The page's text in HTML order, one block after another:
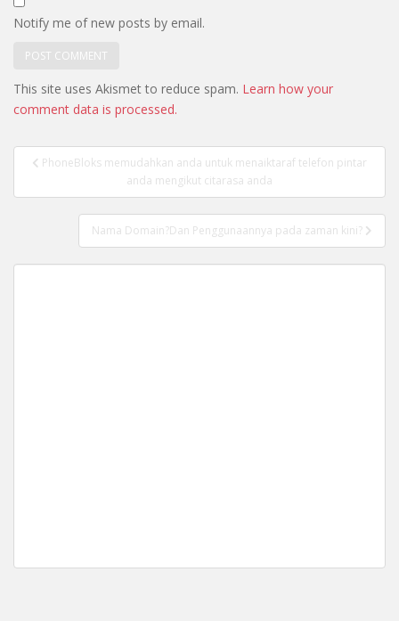
Notify me of new posts by email.
This site uses Akismet to reduce spam. Learn how your
comment data is processed.
Post
navigation
PhoneBloks memudahkan anda untuk menaiktaraf telefon pintar
anda mengikut citarasa anda
Nama Domain?Dan Penggunaannya pada zaman kini?